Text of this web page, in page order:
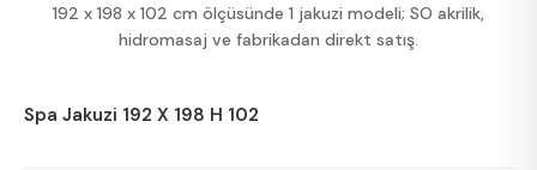
192 x 198 x 102 cm ölçüsünde 1 jakuzi modeli; SO akrilik,
hidromasaj ve fabrikadan direkt satış.
Spa Jakuzi 192 X 198 H 102